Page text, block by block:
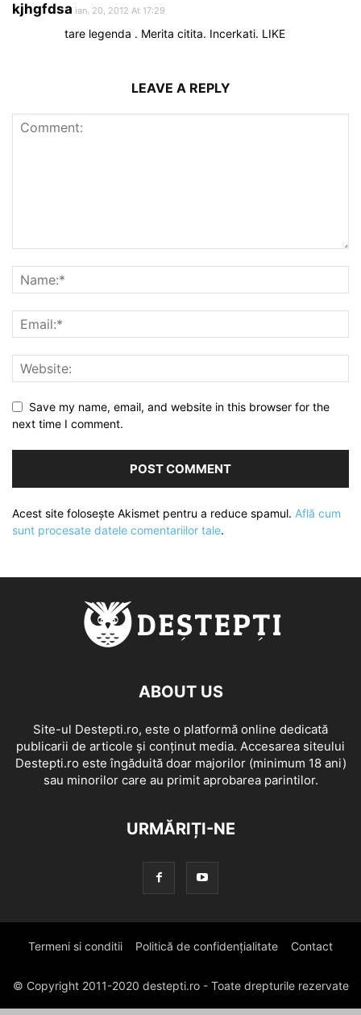
kjhgfdsa ian. 20, 2012 At 17:29
tare legenda . Merita citita. Incerkati. LIKE
LEAVE A REPLY
Save my name, email, and website in this browser for the
next time I comment.
Acest site folosește Akismet pentru a reduce spamul. Află cum
sunt procesate datele comentariilor tale.
ABOUT US
Site-ul Destepti.ro, este o platformă online dedicată
publicarii de articole și conținut media. Accesarea siteului
Destepti.ro este îngăduită doar majorilor (minimum 18 ani)
sau minorilor care au primit aprobarea parintilor.
URMĂRIȚI-NE
Termeni si conditii Politică de confidențialitate Contact
© Copyright 2011-2020 destepti.ro - Toate drepturile rezervate